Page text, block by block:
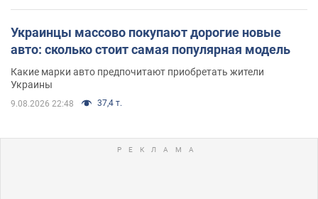
Украинцы массово покупают дорогие новые
авто: сколько стоит самая популярная модель
Какие марки авто предпочитают приобретать жители
Украины
9.08.2026 22:48 37,4 т.